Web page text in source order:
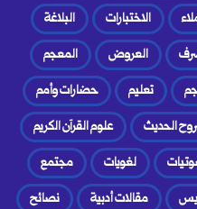
الاختبارات
البلاغة
العروض
المعجم
تعليم
حضارات وأمم
الحديث
علوم القرآن الكريم
لغويات
مجتمع
مقالات أدبية نصائح